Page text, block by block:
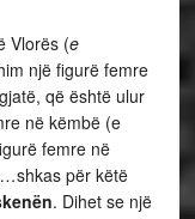
Vlorës (e
një figurë femre
që është ulur
në këmbë (e
femre në
shkas për këtë
. Dihet se një